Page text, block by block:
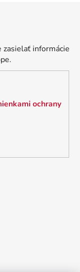
informácie
ochrany